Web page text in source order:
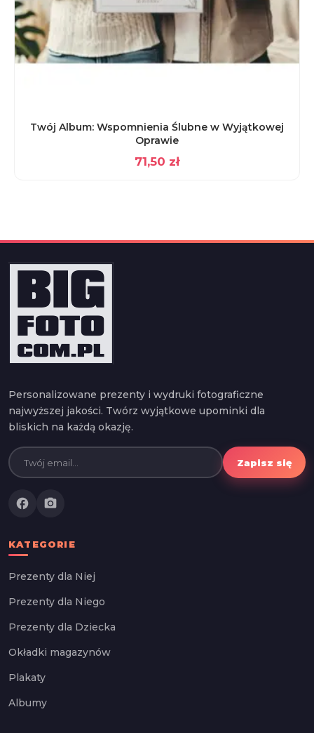
Twój Album: Wspomnienia Ślubne w Wyjątkowej
Oprawie
71,50 zł
Personalizowane prezenty i wydruki fotograficzne
najwyższej jakości. Twórz wyjątkowe upominki dla
bliskich na każdą okazję.
Zapisz się
facebook photo_camera
KATEGORIE
Prezenty dla Niej
Prezenty dla Niego
Prezenty dla Dziecka
Okładki magazynów
Plakaty
Albumy